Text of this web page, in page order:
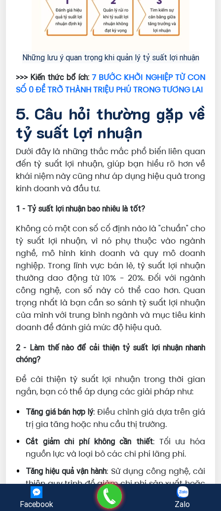
Những lưu ý quan trọng khi quản lý tỷ suất lợi nhuận
>>> Kiến thức bổ ích: 7 BƯỚC KHỞI NGHIỆP TỪ CON
SỐ 0 ĐỂ TRỞ THÀNH TRIỆU PHÚ TRONG TƯƠNG LAI
5. Câu hỏi thường gặp về
tỷ suất lợi nhuận
Dưới đây là những thắc mắc phổ biến liên quan
đến tỷ suất lợi nhuận, giúp bạn hiểu rõ hơn về
khái niệm này cũng như áp dụng hiệu quả trong
kinh doanh và đầu tư.
1 - Tỷ suất lợi nhuận bao nhiêu là tốt?
Không có một con số cố định nào là "chuẩn" cho
tỷ suất lợi nhuận, vì nó phụ thuộc vào ngành
nghề, mô hình kinh doanh và quy mô doanh
nghiệp. Trong lĩnh vực bán lẻ, tỷ suất lợi nhuận
thường dao động từ 10% - 20%. Đối với ngành
công nghệ, con số này có thể cao hơn. Quan
trọng nhất là bạn cần so sánh tỷ suất lợi nhuận
của mình với trung bình ngành và mục tiêu kinh
doanh để đánh giá mức độ hiệu quả.
2 - Làm thế nào để cải thiện tỷ suất lợi nhuận nhanh
chóng?
Để cải thiện tỷ suất lợi nhuận trong thời gian
ngắn, bạn có thể áp dụng các giải pháp như:
Tăng giá bán hợp lý: Điều chỉnh giá dựa trên giá
trị gia tăng hoặc nhu cầu thị trường.
Cắt giảm chi phí không cần thiết: Tối ưu hóa
nguồn lực và loại bỏ các chi phí lãng phí.
Tăng hiệu quả vận hành: Sử dụng công nghệ, cải
thiện quy trình để giảm chi phí sản xuất hoặc
dịch vụ.
Facebook
Gọi điện
Zalo